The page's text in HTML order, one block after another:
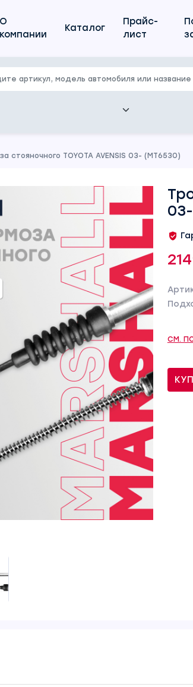
О
компании
Каталог
Прайс-
лист
стояночного TOYOTA AVENSIS 03- (MT6530)
СМ.